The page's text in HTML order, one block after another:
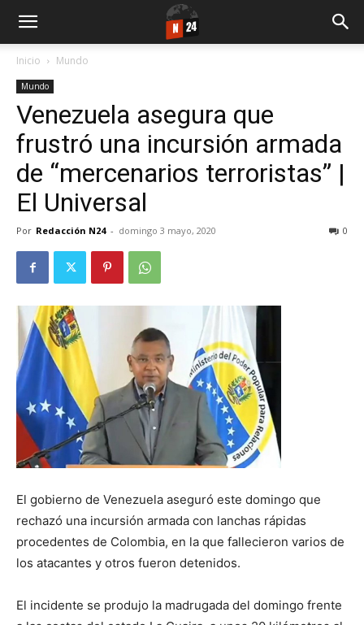
Inicio Mundo
Mundo
Venezuela asegura que
frustró una incursión armada
de “mercenarios terroristas” |
El Universal
Por Redacción N24 - domingo 3 mayo, 2020 0
El gobierno de Venezuela aseguró este domingo que
rechazó una incursión armada con lanchas rápidas
procedentes de Colombia, en la que fallecieron varios de
los atacantes y otros fueron detenidos.
El incidente se produjo la madrugada del domingo frente